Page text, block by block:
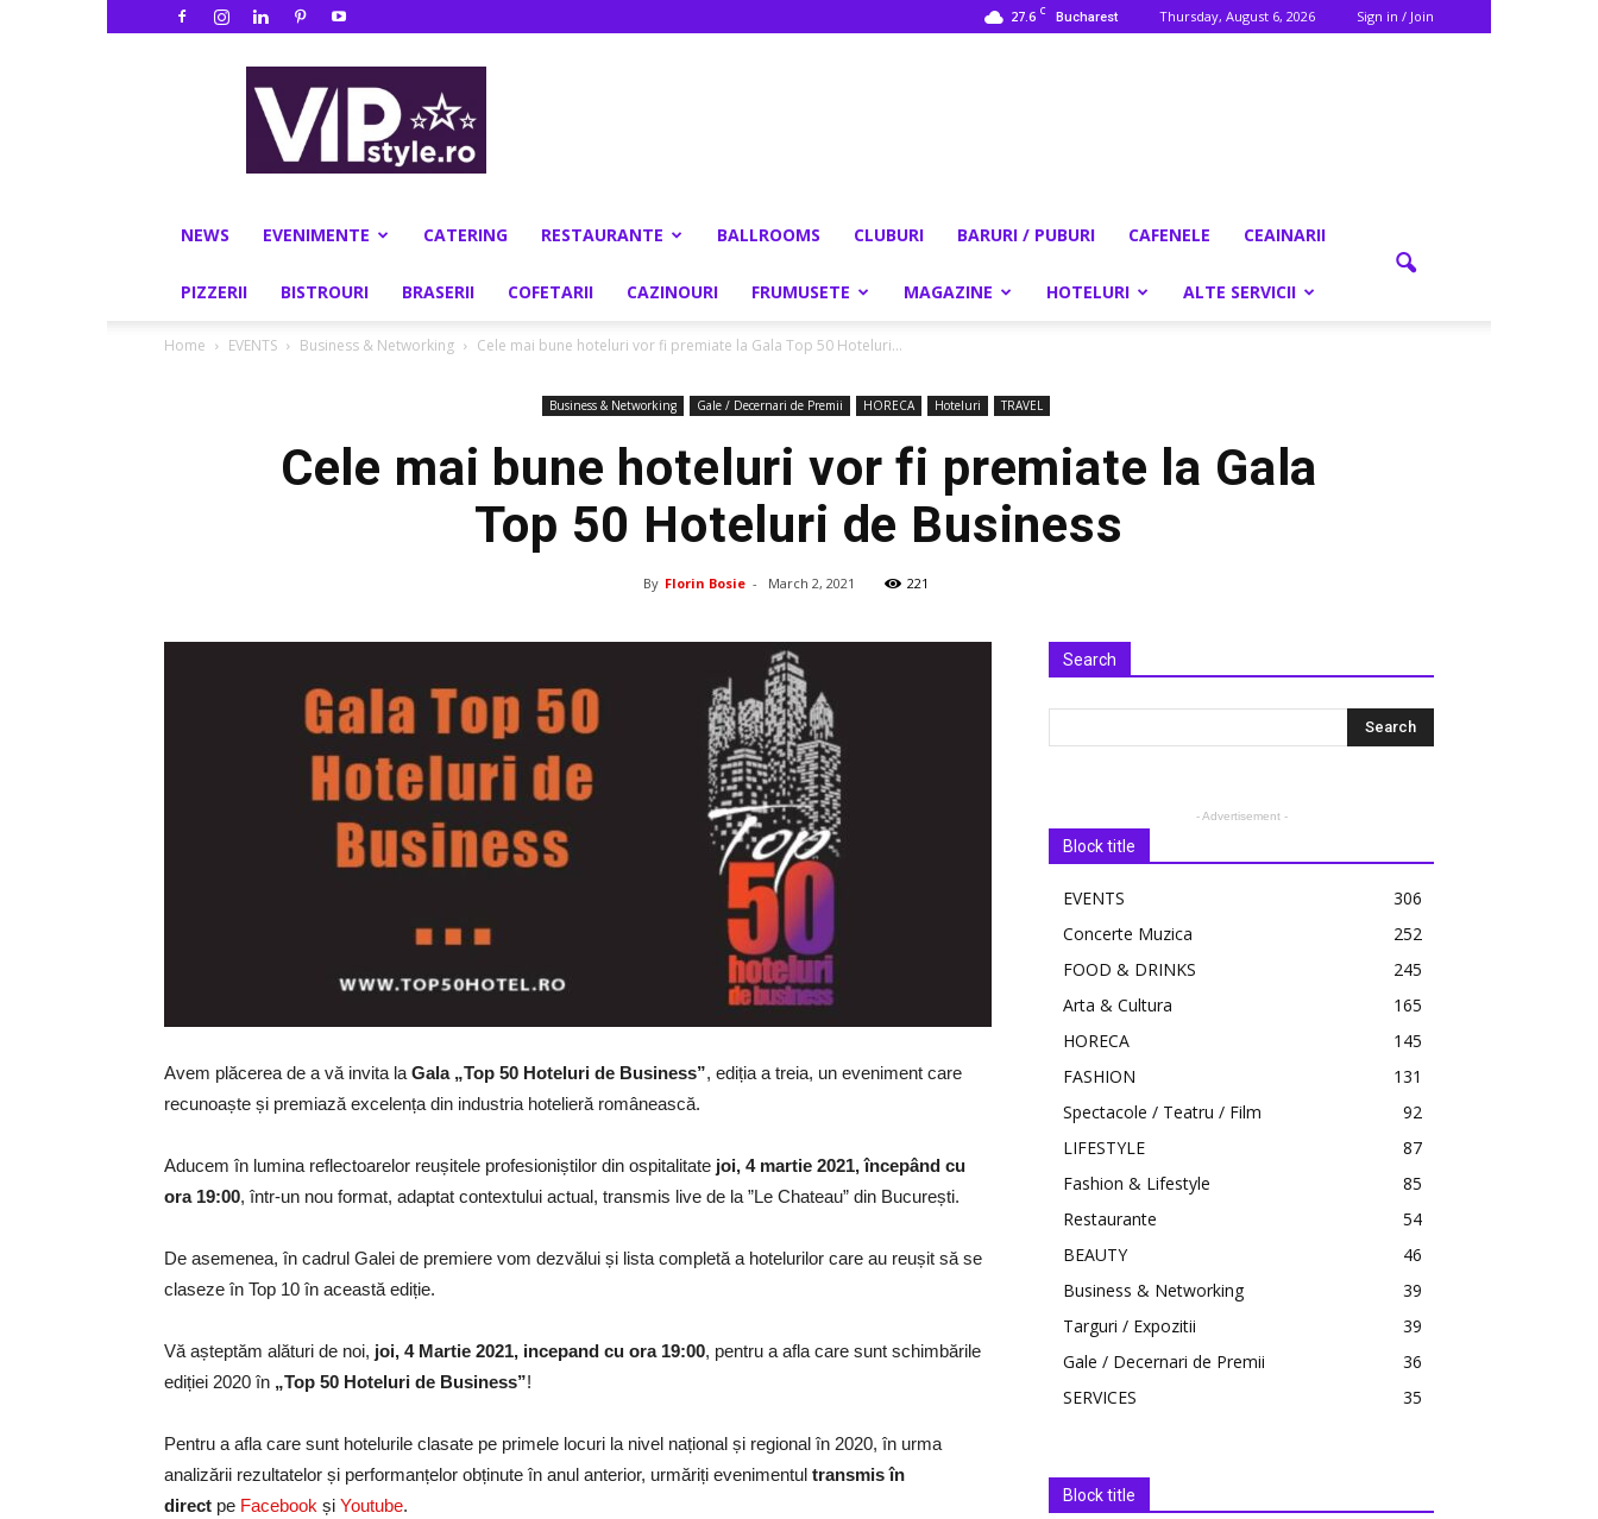
27.6 C Bucharest Thursday, August 6, 2026 Sign in / Join
NEWS EVENIMENTE CATERING RESTAURANTE BALLROOMS CLUBURI BARURI / PUBURI CAFENELE CEAINARII
PIZZERII BISTROURI BRASERII COFETARII CAZINOURI FRUMUSETE MAGAZINE HOTELURI ALTE SERVICII
Home EVENTS Business & Networking Cele mai bune hoteluri vor fi premiate la Gala Top 50 Hoteluri...
Business & Networking Gale / Decernari de Premii HORECA Hoteluri TRAVEL
Cele mai bune hoteluri vor fi premiate la Gala
Top 50 Hoteluri de Business
By Florin Bosie - March 2, 2021 221
Avem plăcerea de a vă invita la Gala „Top 50 Hoteluri de Business”, ediția a treia, un eveniment care
recunoaște și premiază excelența din industria hotelieră românească.
Aducem în lumina reflectoarelor reușitele profesioniștilor din ospitalitate joi, 4 martie 2021, începând cu
ora 19:00, într-un nou format, adaptat contextului actual, transmis live de la ”Le Chateau” din București.
De asemenea, în cadrul Galei de premiere vom dezvălui și lista completă a hotelurilor care au reușit să se
claseze în Top 10 în această ediție.
Vă așteptăm alături de noi, joi, 4 Martie 2021, incepand cu ora 19:00, pentru a afla care sunt schimbările
ediției 2020 în „Top 50 Hoteluri de Business”!
Pentru a afla care sunt hotelurile clasate pe primele locuri la nivel național și regional în 2020, în urma
analizării rezultatelor și performanțelor obținute în anul anterior, urmăriți evenimentul transmis în
direct pe Facebook și Youtube.
Search
- Advertisement -
Block title
EVENTS
306
Concerte Muzica
252
FOOD & DRINKS
245
Arta & Cultura
165
HORECA
145
FASHION
131
Spectacole / Teatru / Film
92
LIFESTYLE
87
Fashion & Lifestyle
85
Restaurante
54
BEAUTY
46
Business & Networking
39
Targuri / Expozitii
39
Gale / Decernari de Premii
36
SERVICES
35
Block title